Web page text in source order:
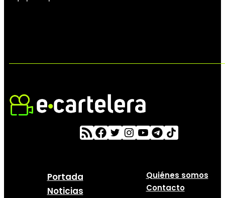
Portada
Noticias
Quiénes somos
Contacto